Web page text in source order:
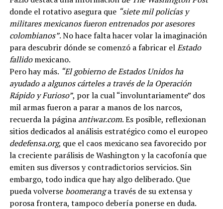
donde el rotativo asegura que “siete mil policías y
militares mexicanos fueron entrenados por asesores
colombianos”. No hace falta hacer volar la imaginación
para descubrir dónde se comenzó a fabricar elEstado
fallidomexicano.
Pero hay más. “El gobierno de Estados Unidos ha
ayudado a algunos cárteles a través de la Operación
Rápido y Furioso”, por la cual “involuntariamente” dos
mil armas fueron a parar a manos de los narcos,
recuerda la página antiwar.com. Es posible, reflexionan
sitios dedicados al análisis estratégico como el europeo
dedefensa.org, que el caos mexicano sea favorecido por
la creciente parálisis de Washington y la cacofonía que
emiten sus diversos y contradictorios servicios. Sin
embargo, todo indica que hay algo deliberado. Que
pueda volverse boomeranga través de su extensa y
porosa frontera, tampoco debería ponerse en duda.